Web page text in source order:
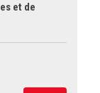
et de